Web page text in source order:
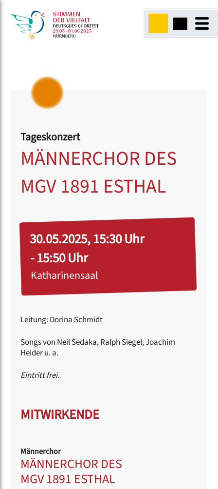
Tageskonzert
MÄNNERCHOR DES
MGV 1891 ESTHAL
30.05.2025, 15:30 Uhr
- 15:50 Uhr
Katharinensaal
Leitung: Dorina Schmidt
Songs von Neil Sedaka, Ralph Siegel, Joachim
Heider u. a.
Eintritt frei.
MITWIRKENDE
Männerchor
MÄNNERCHOR DES
MGV 1891 ESTHAL